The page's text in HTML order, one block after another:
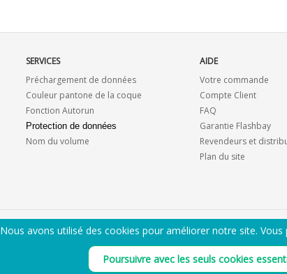
SERVICES
Préchargement de données
Couleur pantone de la coque
Fonction Autorun
Protection de données
Nom du volume
AIDE
Votre commande
Compte Client
FAQ
Garantie Flashbay
Revendeurs et
Plan du site
ENVOYEZ-MOI
Nous avons utilisé des cookies pour améliorer notre site.
Poursuivre avec les seuls cookies